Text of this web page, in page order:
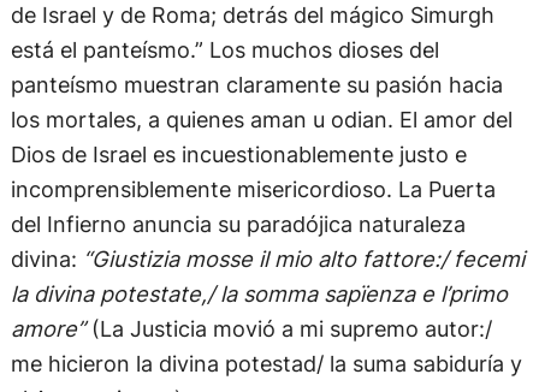
de Israel y de Roma; detrás del mágico Simurgh
está el panteísmo.” Los muchos dioses del
panteísmo muestran claramente su pasión hacia
los mortales, a quienes aman u odian. El amor del
Dios de Israel es incuestionablemente justo e
incomprensiblemente misericordioso. La Puerta
del Infierno anuncia su paradójica naturaleza
divina: “Giustizia mosse il mio alto fattore:/ fecemi
la divina potestate,/ la somma sapïenza e l’primo
amore”(La Justicia movió a mi supremo autor:/
me hicieron la divina potestad/ la suma sabiduría y